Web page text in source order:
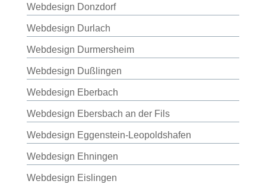
Webdesign Donzdorf
Webdesign Durlach
Webdesign Durmersheim
Webdesign Dußlingen
Webdesign Eberbach
Webdesign Ebersbach an der Fils
Webdesign Eggenstein-Leopoldshafen
Webdesign Ehningen
Webdesign Eislingen